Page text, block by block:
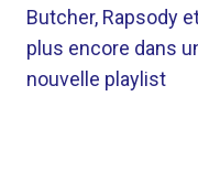
Butcher, Rapsody
plus encore dans
nouvelle playlist